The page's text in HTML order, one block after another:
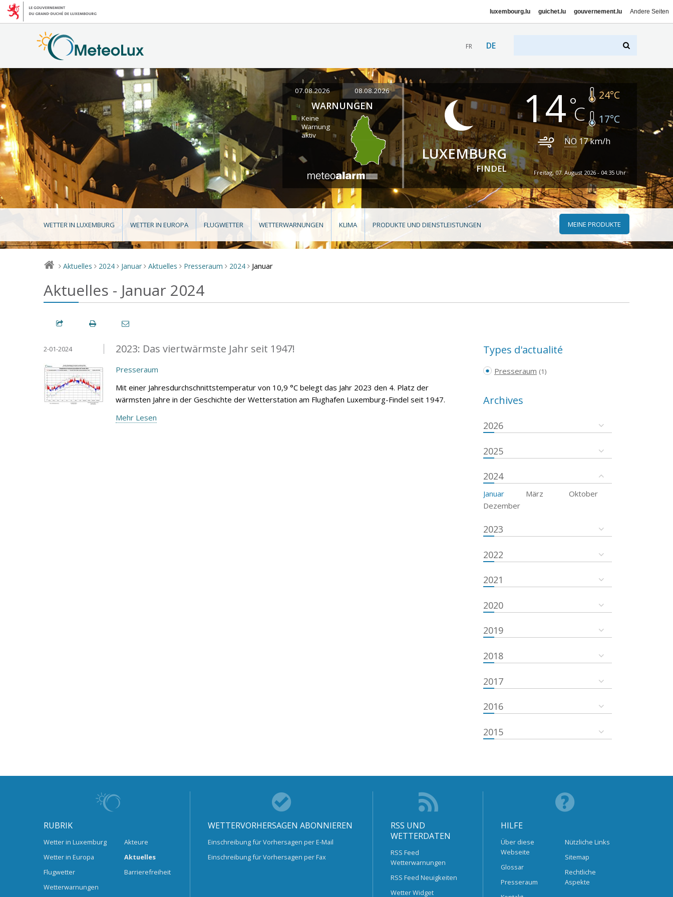
luxembourg.lu guichet.lu gouvernement.lu Andere Seiten
FR DE
07.08.2026 08.08.2026
WARNUNGEN
Keine
Warnung
aktiv
LUXEMBURG
FINDEL
14 24°C
17°C
NO 17km/h
Freitag, 07. August 2026 - 04:35 Uhr
WETTER IN LUXEMBURG WETTER IN EUROPA FLUGWETTER WETTERWARNUNGEN KLIMA PRODUKTE UND DIENSTLEISTUNGEN MEINE PRODUKTE
> Aktuelles > 2024 > Januar > Aktuelles > Presseraum > 2024 > Januar
Aktuelles - Januar 2024
2023: Das viertwärmste Jahr seit 1947!
2-01-2024
Presseraum
Mit einer Jahresdurchschnittstemperatur von 10,9 °C belegt das Jahr 2023 den 4. Platz der
wärmsten Jahre in der Geschichte der Wetterstation am Flughafen Luxemburg-Findel seit 1947.
Mehr Lesen
Types d'actualité
Presseraum (1)
Archives
2026
2025
2024
Januar März
Oktober
Dezember
2023
2022
2021
2020
2019
2018
2017
2016
2015
RUBRIK
Wetter in Luxemburg
Wetter in Europa
Flugwetter
Wetterwarnungen
Akteure
Aktuelles
Barrierefreiheit
WETTERVORHERSAGEN ABONNIEREN
Einschreibung für Vorhersagen per E-Mail
Einschreibung für Vorhersagen per Fax
RSS UND
WETTERDATEN
RSS Feed
Wetterwarnungen
RSS Feed Neuigkeiten
Wetter Widget
HILFE
Über diese
Webseite
Glossar
Presseraum
Nützliche Links
Sitemap
Rechtliche
Aspekte